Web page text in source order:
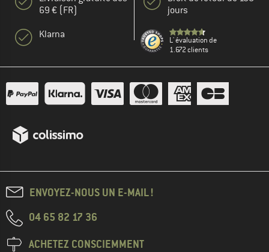
69 € (FR)
Klarna
jours
L' évaluation de
1.672 clients
ENVOYEZ-NOUS UN E-MAIL !
04 65 82 17 36
ACHETEZ CONSCIEMMENT